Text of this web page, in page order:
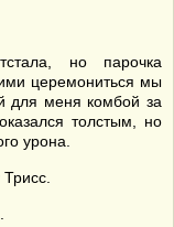
но парочка
церемониться мы
для меня комбой за
толстым, но
урона.